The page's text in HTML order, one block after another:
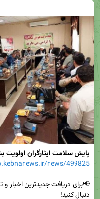
پایش سلامت ایثارگران اولویت
news/499825